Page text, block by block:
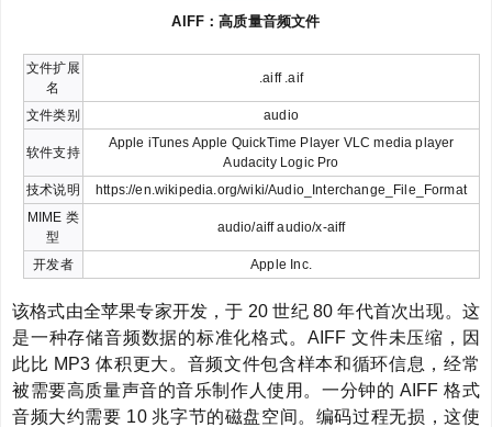
AIFF：高质量音频文件
文件扩展
名
.aiff .aif
文件类别 audio
软件支持
Apple iTunes Apple QuickTime Player VLC media player
Audacity Logic Pro
技术说明
https://en.wikipedia.org/wiki/Audio_Interchange_File_Format
MIME 类
型
audio/aiff audio/x-aiff
开发者 Apple Inc.
该格式由全苹果专家开发，于 20 世纪 80 年代首次出现。这
是一种存储音频数据的标准化格式。AIFF 文件未压缩，因
此比 MP3 体积更大。音频文件包含样本和循环信息，经常
被需要高质量声音的音乐制作人使用。一分钟的 AIFF 格式
音频大约需要 10 兆字节的磁盘空间。编码过程无损，这使